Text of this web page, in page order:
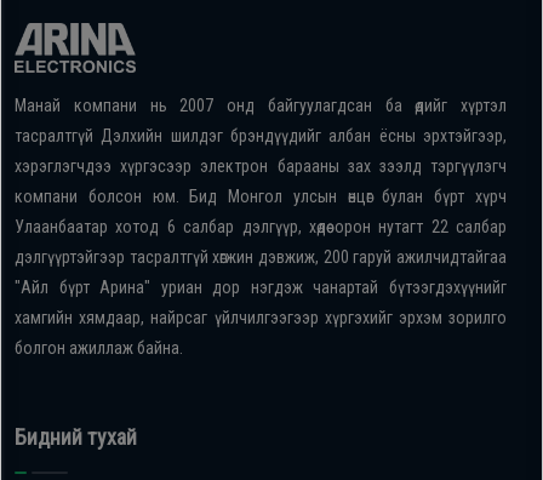
Манай компани нь 2007 онд байгуулагдсан ба өдийг хүртэл
тасралтгүй Дэлхийн шилдэг брэндүүдийг албан ёсны эрхтэйгээр,
хэрэглэгчдээ хүргэсээр электрон барааны зах зээлд тэргүүлэгч
компани болсон юм. Бид Монгол улсын өнцөг булан бүрт хүрч
Улаанбаатар хотод 6 салбар дэлгүүр, хөдөө орон нутагт 22 салбар
дэлгүүртэйгээр тасралтгүй хөгжин дэвжиж, 200 гаруй ажилчидтайгаа
"Айл бүрт Арина" уриан дор нэгдэж чанартай бүтээгдэхүүнийг
хамгийн хямдаар, найрсаг үйлчилгээгээр хүргэхийг эрхэм зорилго
болгон ажиллаж байна.
Бидний тухай